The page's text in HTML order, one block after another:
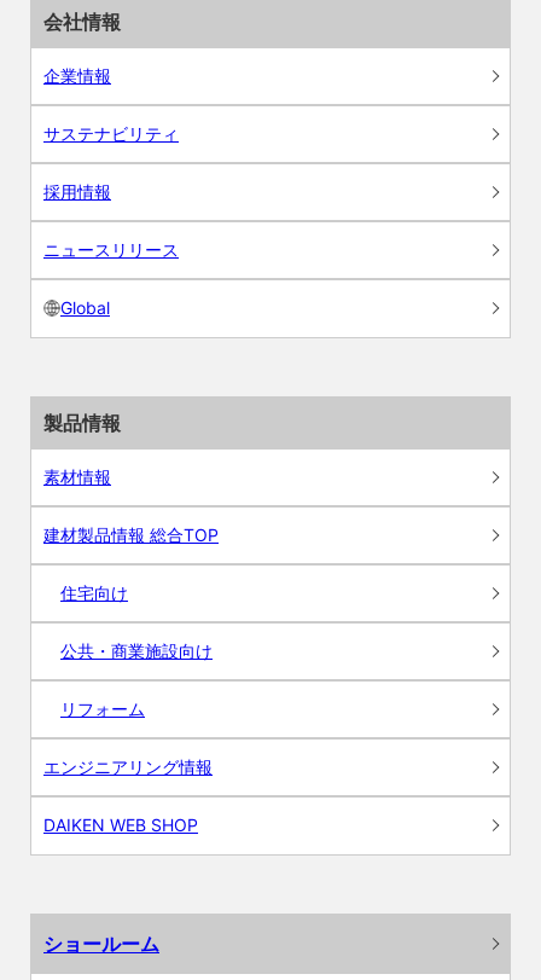
会社情報
企業情報
サステナビリティ
採用情報
ニュースリリース
Global
製品情報
素材情報
建材製品情報 総合TOP
住宅向け
公共・商業施設向け
リフォーム
エンジニアリング情報
DAIKEN WEB SHOP
ショールーム